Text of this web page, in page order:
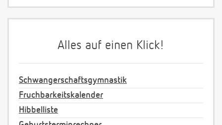
Alles auf einen Klick!
Schwangerschaftsgymnastik
Fruchbarkeitskalender
Hibbelliste